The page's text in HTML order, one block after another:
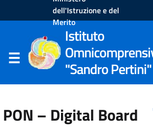
dell'Istruzione e del
Merito
Istituto
"Sandro Pertini"
PON – Digital Board